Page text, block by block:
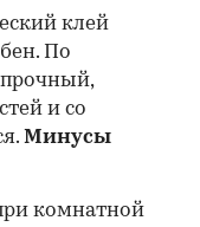
клей
По
и со
Минусы
комнатной